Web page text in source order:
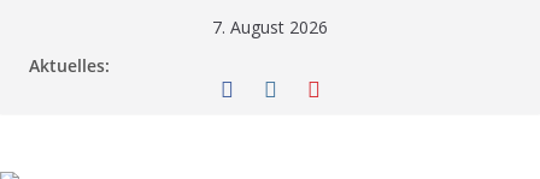
7. August 2026
Aktuelles: